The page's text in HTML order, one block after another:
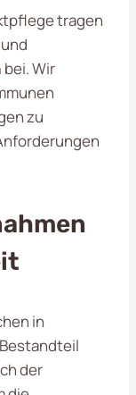
tragen
bei. Wir
zu
in
der